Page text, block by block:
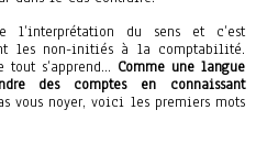
du sens et c’est
les non-initiés à la comptabilité.
s’apprend… Comme une langue
des comptes en connaissant
vous noyer, voici les premiers mots